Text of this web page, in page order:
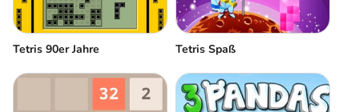
Tetris 90er Jahre Tetris Spaß